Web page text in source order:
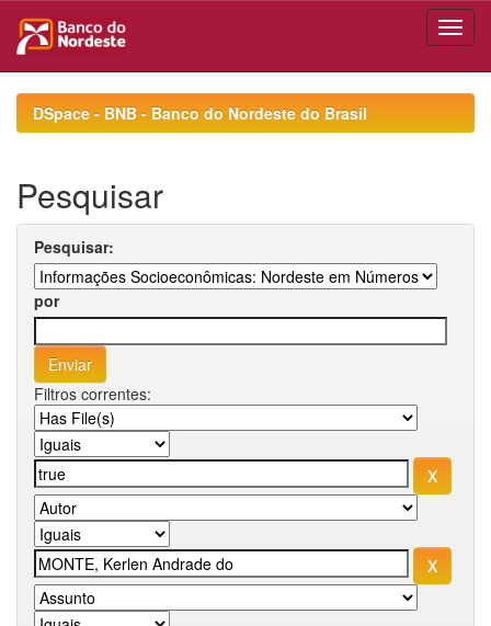
navigationDSpace - BNB - Banco do Nordeste do Brasil
Pesquisar
Pesquisar:
por
Filtros correntes: